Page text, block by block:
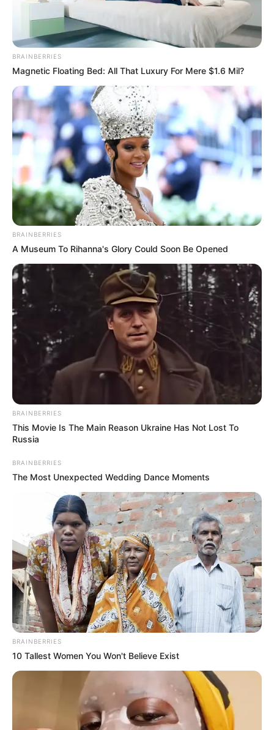
TAGS
ΕΥΒΟΙΑ
ΠΑΡΑΛΙΕΣ ΕΥΒΟΙΑΣ
ΤΑΥΤΟΤΗΤΑ ΚΑΙ ΕΠΙΚΟΙΝΩΝΙΑ
BRAINBERRIES
Magnetic Floating Bed: All That Luxury For Mere $1.6 Mil?
BRAINBERRIES
A Museum To Rihanna's Glory Could Soon Be Opened
BRAINBERRIES
This Movie Is The Main Reason Ukraine Has Not Lost To
Russia
BRAINBERRIES
The Most Unexpected Wedding Dance Moments
BRAINBERRIES
10 Tallest Women You Won't Believe Exist